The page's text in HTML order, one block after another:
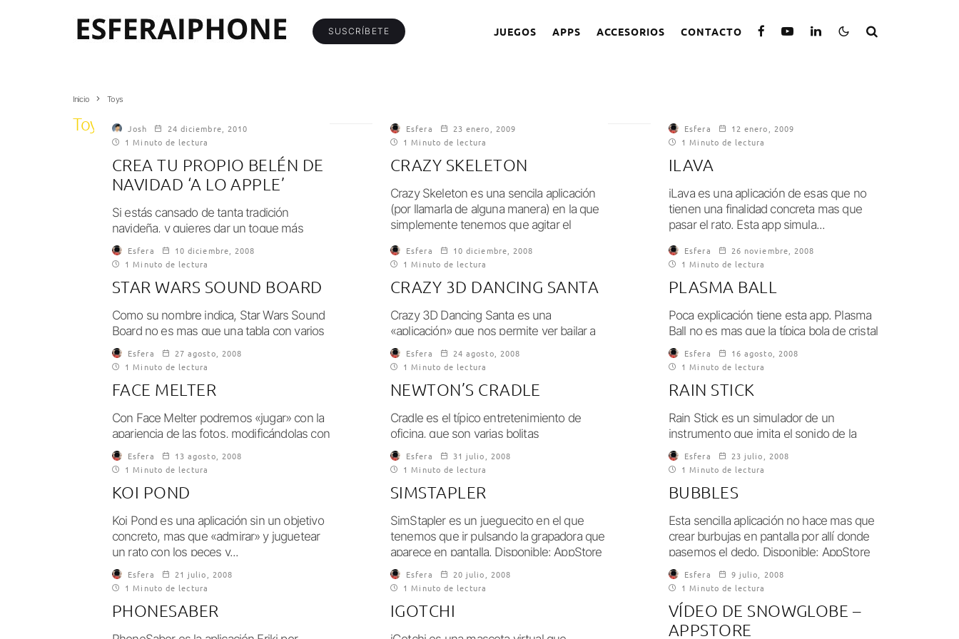
SUSCRÍBETE JUEGOS APPS ACCESORIOS CONTACTO
Inicio Toys
Toys Josh
24 diciembre, 2010
1 Minuto de lectura
CREA TU PROPIO BELÉN DE
NAVIDAD ‘A LO APPLE’
Si estás cansado de tanta tradición
navideña, y quieres dar un toque más
actual a tu casa, hoy venimos para...
Esfera
23 enero, 2009
1 Minuto de lectura
CRAZY SKELETON
Crazy Skeleton es una sencila aplicación
(por llamarla de alguna manera) en la que
simplemente tenemos que agitar el
Esfera
12 enero, 2009
1 Minuto de lectura
ILAVA
iLava es una aplicación de esas que no
tienen una finalidad concreta mas que
pasar el rato. Esta app simula...
Esfera
10 diciembre, 2008
1 Minuto de lectura
STAR WARS SOUND BOARD
Como su nombre indica, Star Wars Sound
Board no es mas que una tabla con varios
personajes de Star Wars,...
Esfera
10 diciembre, 2008
1 Minuto de lectura
CRAZY 3D DANCING SANTA
Crazy 3D Dancing Santa es una
«aplicación» que nos permite ver bailar a
un Papa Noël en 3D al «ritmo»...
Esfera
26 noviembre, 2008
1 Minuto de lectura
PLASMA BALL
Poca explicación tiene esta app. Plasma
Ball no es mas que la típica bola de cristal
llena de rayos, que...
Esfera
27 agosto, 2008
1 Minuto de lectura
FACE MELTER
Con Face Melter podremos «jugar» con la
apariencia de las fotos, modificándolas con
el dedo. Es genial para toquitear las...
Esfera
24 agosto, 2008
1 Minuto de lectura
NEWTON’S CRADLE
Cradle es el típico entretenimiento de
oficina, que son varias bolitas
enganchadas por un hilo a una barra y al...
Esfera
16 agosto, 2008
1 Minuto de lectura
RAIN STICK
Rain Stick es un simulador de un
instrumento que imita el sonido de la
lluvia, el cual dicen que sirve...
Esfera
13 agosto, 2008
1 Minuto de lectura
KOI POND
Koi Pond es una aplicación sin un objetivo
concreto, mas que «admirar» y juguetear
un rato con los peces y...
Esfera
31 julio, 2008
1 Minuto de lectura
SIMSTAPLER
SimStapler es un jueguecito en el que
tenemos que ir pulsando la grapadora que
aparece en pantalla. Disponible: AppStore
Precio:...
Esfera
23 julio, 2008
1 Minuto de lectura
BUBBLES
Esta sencilla aplicación no hace mas que
crear burbujas en pantalla por allí donde
pasemos el dedo. Disponible: AppStore
Precio:...
Esfera
21 julio, 2008
1 Minuto de lectura
PHONESABER
Esfera
20 julio, 2008
1 Minuto de lectura
IGOTCHI
Esfera
9 julio, 2008
1 Minuto de lectura
VÍDEO DE SNOWGLOBE –
APPSTORE